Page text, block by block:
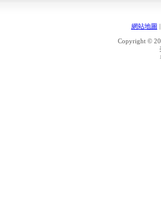
網站地圖
Copyright ©